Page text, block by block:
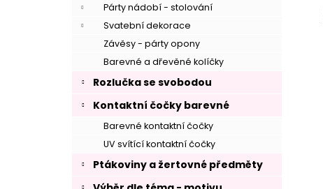
Párty nádobí - stolování
Svatební dekorace
Závěsy - párty opony
Barevné a dřevěné kolíčky
Rozlučka se svobodou
Kontaktní čočky barevné
Barevné kontaktní čočky
UV svítící kontaktní čočky
Ptákoviny a žertovné předměty